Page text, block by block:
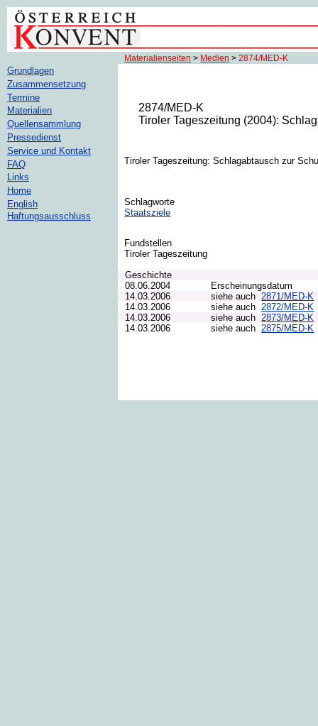
Materialienseiten > Medien >2874/MED-K
2874/MED-K
Tiroler Tageszeitung (2004):
Tiroler Tageszeitung: Schlagabtausch zur
Schlagworte
Staatsziele
Fundstellen
Tiroler Tageszeitung
Geschichte
08.06.2004
Erscheinungsdatum
14.03.2006
siehe auch 2871/MED-K
14.03.2006
siehe auch 2872/MED-K
14.03.2006
siehe auch 2873/MED-K
14.03.2006
siehe auch 2875/MED-K
Grundlagen
Zusammensetzung
Termine
Materialien
Quellensammlung
Pressedienst
Service und Kontakt
FAQ
Links
Home
English
Haftungsausschluss